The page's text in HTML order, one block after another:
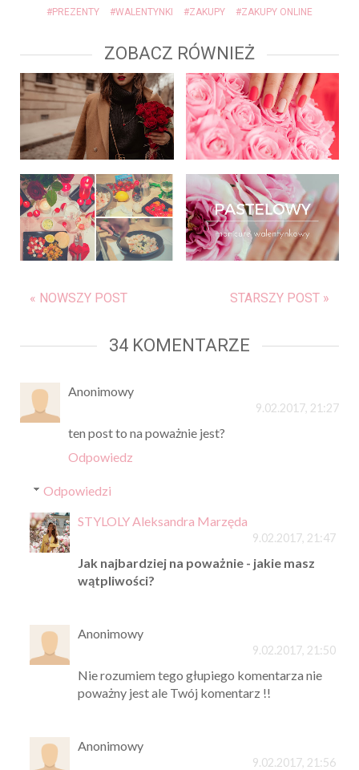
#PREZENTY #WALENTYNKI #ZAKUPY #ZAKUPY ONLINE
ZOBACZ RÓWNIEŻ
« NOWSZY POST STARSZY POST »
34 KOMENTARZE
Anonimowy
9.02.2017, 21:27
ten post to na poważnie jest?
Odpowiedz
Odpowiedzi
STYLOLY Aleksandra Marzęda
9.02.2017, 21:47
Jak najbardziej na poważnie - jakie masz
wątpliwości?
Anonimowy
9.02.2017, 21:50
Nie rozumiem tego głupiego komentarza nie
poważny jest ale Twój komentarz !!
Anonimowy
9.02.2017, 21:56